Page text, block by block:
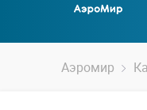
Аэромир